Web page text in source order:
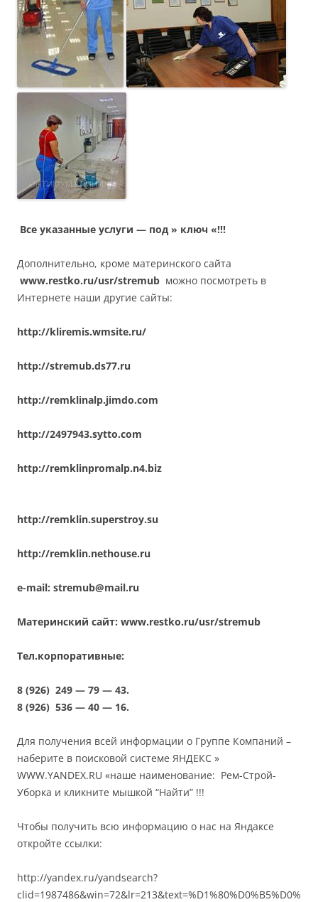
Все указанные услуги — под » ключ «!!!
Дополнительно, кроме материнского сайта
www.restko.ru/usr/stremub можно посмотреть в
Интернете наши другие сайты:
http://kliremis.wmsite.ru/
http://stremub.ds77.ru
http://remklinalp.jimdo.com
http://2497943.sytto.com
http://remklinpromalp.n4.biz
http://remklin.superstroy.su
http://remklin.nethouse.ru
e-mail: stremub@mail.ru
Материнский сайт: www.restko.ru/usr/stremub
Тел.корпоративные:
8 (926) 249 — 79 — 43.
8 (926) 536 — 40 — 16.
Для получения всей информации о Группе Компаний –
наберите в поисковой системе ЯНДЕКС »
WWW.YANDEX.RU «наше наименование: Рем-Строй-
Уборка и кликните мышкой “Найти” !!!
Чтобы получить всю информацию о нас на Яндаксе
откройте ссылки:
http://yandex.ru/yandsearch?
clid=1987486&win=72&lr=213&text=%D1%80%D0%B5%D0%